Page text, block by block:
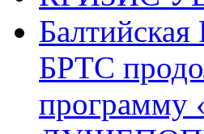
БРТС